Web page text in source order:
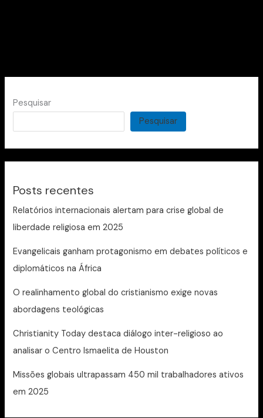
Pesquisar
Pesquisar
Posts recentes
Relatórios internacionais alertam para crise global de
liberdade religiosa em 2025
Evangelicais ganham protagonismo em debates políticos e
diplomáticos na África
O realinhamento global do cristianismo exige novas
abordagens teológicas
Christianity Today destaca diálogo inter-religioso ao
analisar o Centro Ismaelita de Houston
Missões globais ultrapassam 450 mil trabalhadores ativos
em 2025